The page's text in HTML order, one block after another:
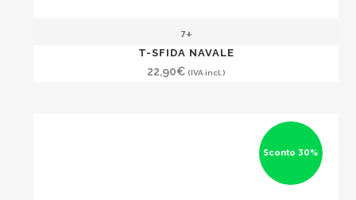
7+
T-SFIDA NAVALE
22,90€ (IVA incl.)
Sconto 30%